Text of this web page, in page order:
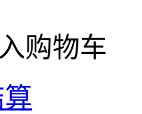
购物车